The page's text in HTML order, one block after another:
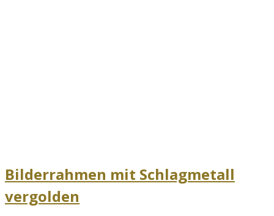
Bilderrahmen mit Schlagmetall
vergolden